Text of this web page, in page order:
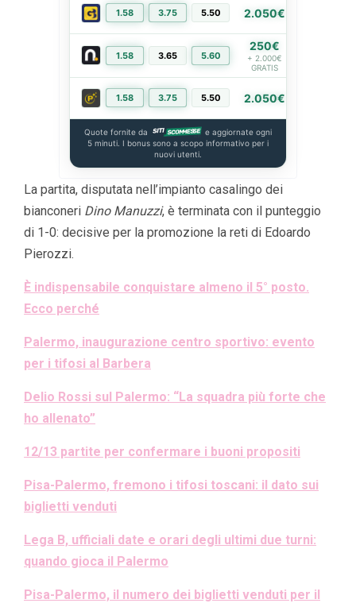
1.58 3.75 5.50 2.050€
1.58 3.65 5.60
250€
+ 2.000€
GRATIS
1.58 3.75 5.50 2.050€
Quote fornite da
e aggiornate ogni
5 minuti. I bonus sono a scopo informativo per i
nuovi utenti.
La partita, disputata nell’impianto casalingo dei
bianconeri Dino Manuzzi, è terminata con il punteggio
di 1-0: decisive per la promozione la reti di Edoardo
Pierozzi.
È indispensabile conquistare almeno il 5° posto.
Ecco perché
Palermo, inaugurazione centro sportivo: evento
per i tifosi al Barbera
Delio Rossi sul Palermo: “La squadra più forte che
ho allenato”
12/13 partite per confermare i buoni propositi
Pisa-Palermo, fremono i tifosi toscani: il dato sui
biglietti venduti
Lega B, ufficiali date e orari degli ultimi due turni:
quando gioca il Palermo
Pisa-Palermo, il numero dei biglietti venduti per il